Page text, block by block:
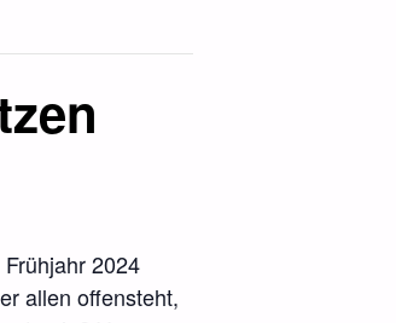
2024
allen offensteht,